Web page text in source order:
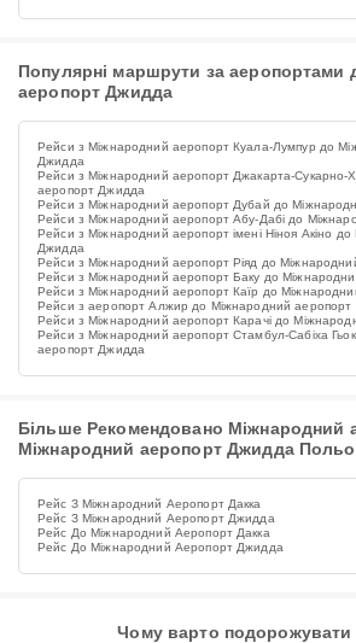
Популярні маршрути за аеропортами
аеропорт Джидда
Рейси з Міжнародний аеропорт Куала-Лумпур до
Джидда
Рейси з Міжнародний аеропорт Джакарта-Сукарно-
аеропорт Джидда
Рейси з Міжнародний аеропорт Дубай до
Рейси з Міжнародний аеропорт Абу-Дабі до
Рейси з Міжнародний аеропорт імені Ніноя Акіно
Джидда
Рейси з Міжнародний аеропорт Ріяд до
Рейси з Міжнародний аеропорт Баку до
Рейси з Міжнародний аеропорт Каїр до
Рейси з аеропорт Алжир до Міжнародний аеропорт
Рейси з Міжнародний аеропорт Карачі до
Рейси з Міжнародний аеропорт Стамбул-Сабіха
аеропорт Джидда
Більше Рекомендовано Міжнародний
Міжнародний аеропорт Джидда
Рейс З Міжнародний Аеропорт Дакка
Рейс З Міжнародний Аеропорт Джидда
Рейс До Міжнародний Аеропорт Дакка
Рейс До Міжнародний Аеропорт Джидда
Чому варто подорожувати